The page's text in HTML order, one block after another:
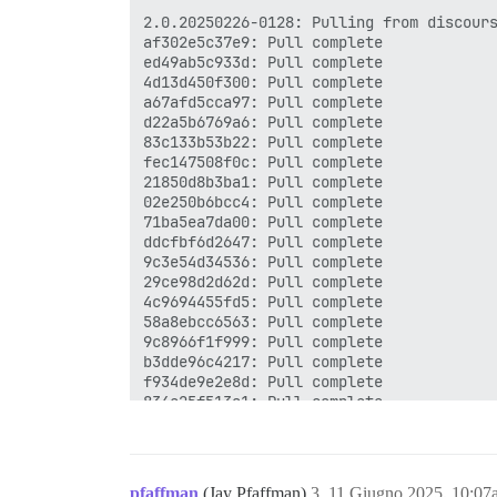
2.0.20250226-0128: Pulling from
af302e5c37e9: Pull complete
ed49ab5c933d: Pull complete
4d13d450f300: Pull complete
a67afd5cca97: Pull complete
d22a5b6769a6: Pull complete
83c133b53b22: Pull complete
fec147508f0c: Pull complete
21850d8b3ba1: Pull complete
02e250b6bcc4: Pull complete
71ba5ea7da00: Pull complete
ddcfbf6d2647: Pull complete
9c3e54d34536: Pull complete
29ce98d2d62d: Pull complete
4c9694455fd5: Pull complete
58a8ebcc6563: Pull complete
9c8966f1f999: Pull complete
b3dde96c4217: Pull complete
f934de9e2e8d: Pull complete
834e25f513a1: Pull complete
pfaffman (Jay Pfaffman) 11 Giugno 2025,
3